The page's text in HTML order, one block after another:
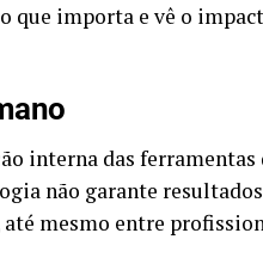
que importa e vê o
interna das ferramentas
não garante
mesmo entre